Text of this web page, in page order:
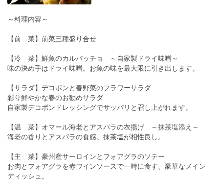
～料理内容～
【前 菜】前菜三種盛り合せ
【冷 菜】鮮魚のカルパッチョ ～自家製ドライ味噌～
味の決め手はドライ味噌。お魚の味を最大限に引き出します。
【サラダ】デコポンと春野菜のフラワーサラダ
彩り鮮やかな春のお勧めサラダ
自家製デコポンドレッシングでサッパリと召し上がれます。
【温 菜】オマール海老とアスパラの衣揚げ ～抹茶塩添え～
海老の香りとアスパラの食感。抹茶塩が相性良し。
【主 菜】豪州産サーロインとフォアグラのソテー
お肉とフォアグラを赤ワインソースで一時に食す、豪華なメイン
ディッシュ。